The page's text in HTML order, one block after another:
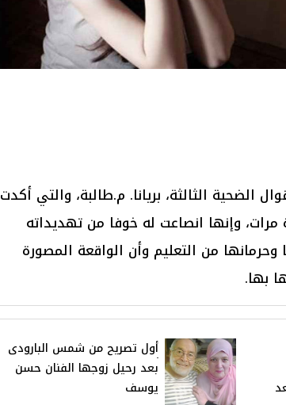
الضحية الثالثة، بريانا. م.طالبة، والتي أكدت
وإنها انصاعت له خوفا من تهديداته
من التعليم وأن الواقعة المصورة
بها.
أول تصريح من شمس البارودى
بعد رحيل زوجها الفنان حسن
يوسف